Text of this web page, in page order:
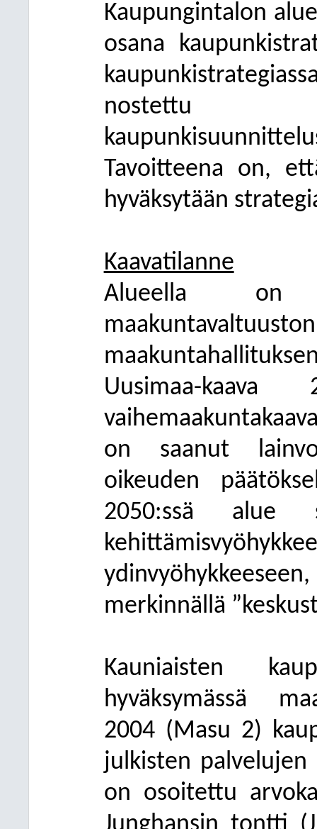
Kaupungintalon
osana
nostettu
Tavoitteena on,
hyväksytään
Kaavatilanne
Alueella on
Uusimaa-
on saanut
oikeuden
2050:ssä alue
merkinnällä
Kauniaisten
hyväksymässä
2004 (Masu 2)
julkisten
on osoitettu